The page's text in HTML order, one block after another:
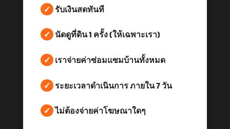
✓ รับเงินสดทันที
✓ นัดดูที่ดิน 1 ครั้ง (ให้เฉพาะเรา)
✓ เราจ่ายค่าซ่อมแซมบ้านทั้งหมด
✓ ระยะเวลาดำเนินการ ภายใน 7 วัน
✓ ไม่ต้องจ่ายค่าโฆษณาใดๆ